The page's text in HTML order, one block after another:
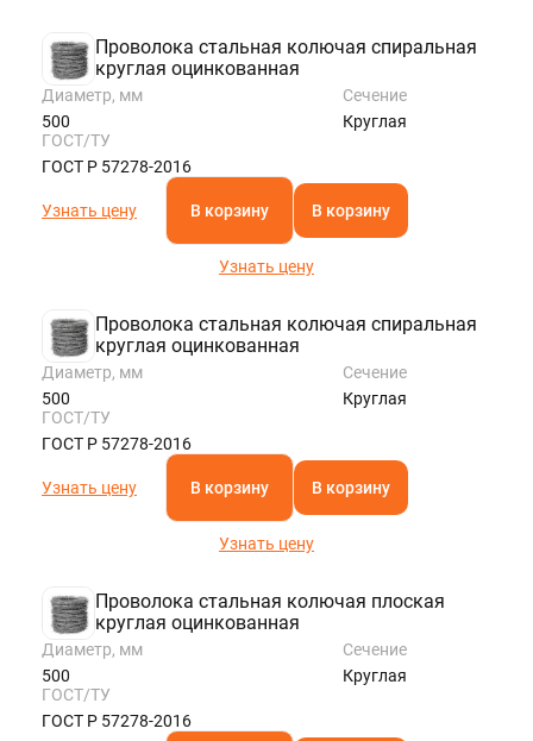
Проволока стальная колючая спиральная
круглая оцинкованная
Диаметр, мм
500
Сечение
Круглая
ГОСТ/ТУ
ГОСТ Р 57278-2016
Узнать цену В корзину В корзину
Узнать цену
Проволока стальная колючая спиральная
круглая оцинкованная
Диаметр, мм
500
Сечение
Круглая
ГОСТ/ТУ
ГОСТ Р 57278-2016
Узнать цену В корзину В корзину
Узнать цену
Проволока стальная колючая плоская
круглая оцинкованная
Диаметр, мм
500
Сечение
Круглая
ГОСТ/ТУ
ГОСТ Р 57278-2016